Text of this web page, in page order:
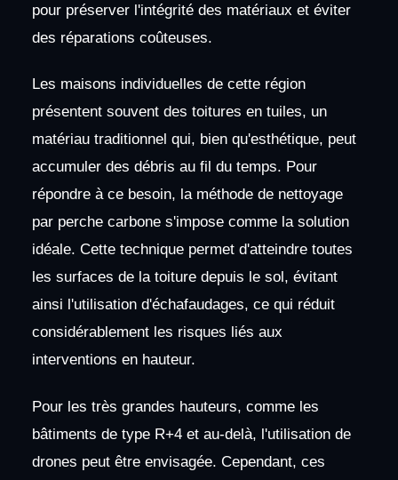
pour préserver l'intégrité des matériaux et éviter
des réparations coûteuses.
Les maisons individuelles de cette région
présentent souvent des toitures en tuiles, un
matériau traditionnel qui, bien qu'esthétique, peut
accumuler des débris au fil du temps. Pour
répondre à ce besoin, la méthode de nettoyage
par perche carbone s'impose comme la solution
idéale. Cette technique permet d'atteindre toutes
les surfaces de la toiture depuis le sol, évitant
ainsi l'utilisation d'échafaudages, ce qui réduit
considérablement les risques liés aux
interventions en hauteur.
Pour les très grandes hauteurs, comme les
bâtiments de type R+4 et au-delà, l'utilisation de
drones peut être envisagée. Cependant, ces